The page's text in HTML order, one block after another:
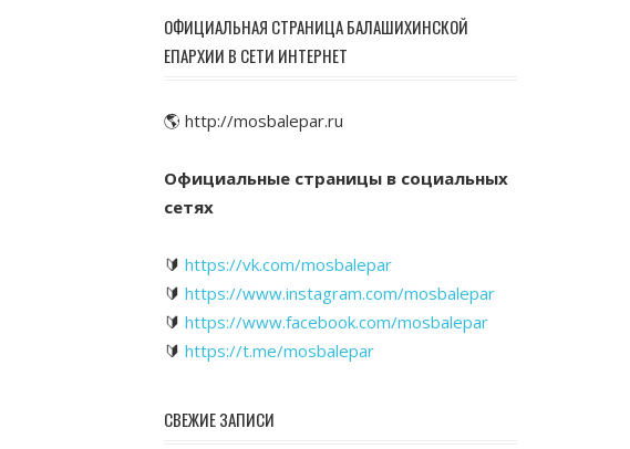
ОФИЦИАЛЬНАЯ СТРАНИЦА БАЛАШИХИНСКОЙ
ЕПАРХИИ В СЕТИ ИНТЕРНЕТ
🌎 http://mosbalepar.ru
Официальные страницы в социальных
сетях
🔰 https://vk.com/mosbalepar
🔰 https://www.instagram.com/mosbalepar
🔰 https://www.facebook.com/mosbalepar
🔰 https://t.me/mosbalepar
СВЕЖИЕ ЗАПИСИ